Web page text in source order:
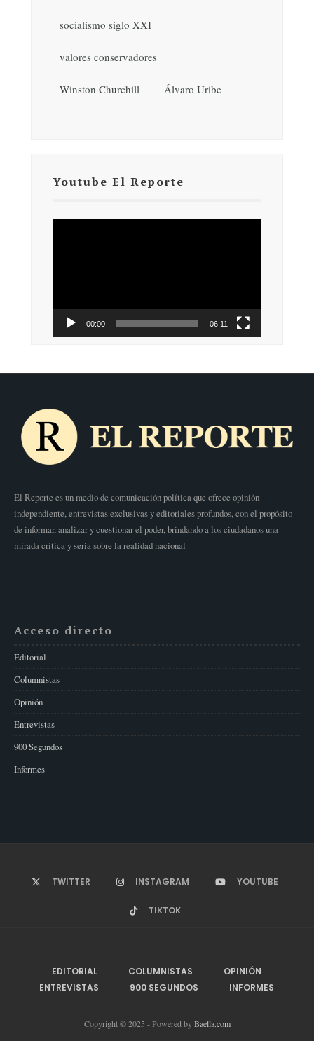
socialismo siglo XXI
valores conservadores
Winston Churchill Álvaro Uribe
Youtube El Reporte
00:00 06:11
El Reporte es un medio de comunicación política que ofrece opinión
independiente, entrevistas exclusivas y editoriales profundos, con el propósito
de informar, analizar y cuestionar el poder, brindando a los ciudadanos una
mirada crítica y seria sobre la realidad nacional
Acceso directo
Editorial
Columnistas
Opinión
Entrevistas
900 Segundos
Informes
TWITTER INSTAGRAM YOUTUBE
TIKTOK
EDITORIAL COLUMNISTAS
OPINIÓN
ENTREVISTAS
900 SEGUNDOS INFORMES
Copyright © 2025 - Powered byBaella.com